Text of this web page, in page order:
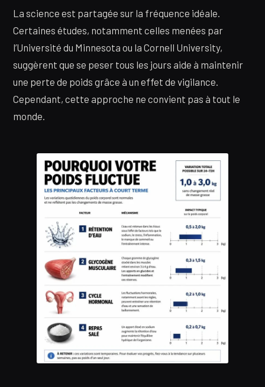
La science est partagée sur la fréquence idéale.
Certaines études, notamment celles menées par
l’Université du Minnesota ou la Cornell University,
suggèrent que se peser tous les jours aide à maintenir
une perte de poids grâce à un effet de vigilance.
Cependant, cette approche ne convient pas à tout le
monde.